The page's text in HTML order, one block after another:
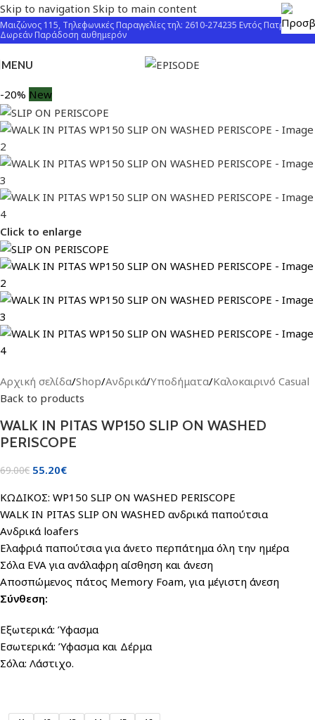
Skip to navigation Skip to main content
Μαιζώνος 115, Τηλεφωνικές Παραγγελίες τηλ: 2610-274235 Εντός Πατρών
Δωρεάν Παράδοση αυθημερόν
MENU
-20% New
Click to enlarge
Αρχική σελίδα/Shop/Ανδρικά/Υποδήματα/Καλοκαιρινό Casual
Back to products
WALK IN PITAS WP150 SLIP ON WASHED
PERISCOPE
69.00€ 55.20€
ΚΩΔΙΚΟΣ: WP150 SLIP ON WASHED PERISCOPE
WALK IN PITAS SLIP ON WASHED ανδρικά παπούτσια
Ανδρικά loafers
Ελαφριά παπούτσια για άνετο περπάτημα όλη την ημέρα
Σόλα EVA για ανάλαφρη αίσθηση και άνεση
Αποσπώμενος πάτος Memory Foam, για μέγιστη άνεση
Σύνθεση:
Εξωτερικά: Ύφασμα
Εσωτερικά: Ύφασμα και Δέρμα
Σόλα: Λάστιχο.